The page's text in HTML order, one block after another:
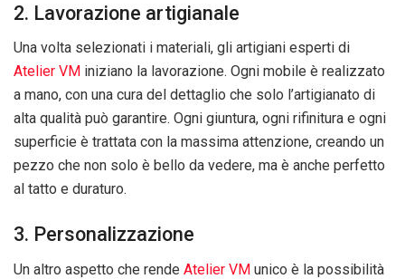
2. Lavorazione artigianale
Una volta selezionati i materiali, gli artigiani esperti di
Atelier VM iniziano la lavorazione. Ogni mobile è realizzato
a mano, con una cura del dettaglio che solo l’artigianato di
alta qualità può garantire. Ogni giuntura, ogni rifinitura e ogni
superficie è trattata con la massima attenzione, creando un
pezzo che non solo è bello da vedere, ma è anche perfetto
al tatto e duraturo.
3. Personalizzazione
Un altro aspetto che rende Atelier VM unico è la possibilità